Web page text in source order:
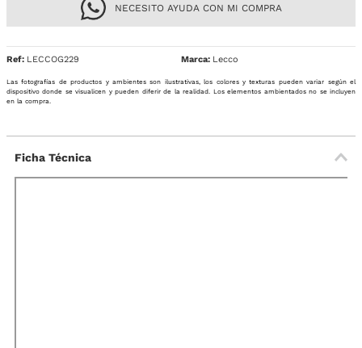
NECESITO AYUDA CON MI COMPRA
Ref: LECCOG229 Lecco
Las fotografías de productos y ambientes son ilustrativas, los colores y texturas pueden variar según el
dispositivo donde se visualicen y pueden diferir de la realidad. Los elementos ambientados no se incluyen
en la compra.
Ficha Técnica